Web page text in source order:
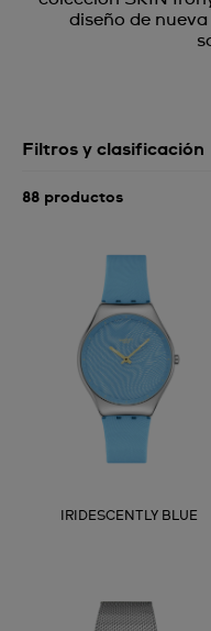
diseño de
Filtros y clasificación
88 productos
IRIDESCENTLY BLUE